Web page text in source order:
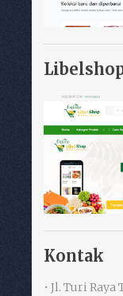
Kontak
• Jl. Turi